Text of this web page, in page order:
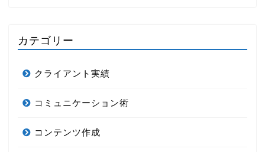
カテゴリー
クライアント実績
コミュニケーション術
コンテンツ作成